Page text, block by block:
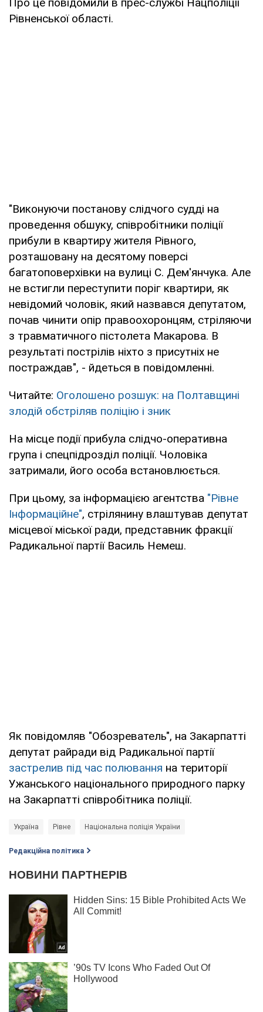
Рівненської області.
"Виконуючи постанову слідчого судді на
проведення обшуку, співробітники поліції
прибули в квартиру жителя Рівного,
розташовану на десятому поверсі
багатоповерхівки на вулиці С. Дем'янчука. Але
не встигли переступити поріг квартири, як
невідомий чоловік, який назвався депутатом,
почав чинити опір правоохоронцям, стріляючи
з травматичного пістолета Макарова. В
результаті пострілів ніхто з присутніх не
постраждав", - йдеться в повідомленні.
Читайте: Оголошено розшук: на Полтавщині
злодій обстріляв поліцію і зник
На місце події прибула слідчо-оперативна
група і спецпідрозділ поліції. Чоловіка
затримали, його особа встановлюється.
При цьому, за інформацією агентства "Рівне
Інформаційне", стрілянину влаштував депутат
місцевої міської ради, представник фракції
Радикальної партії Василь Немеш.
Як повідомляв "Обозреватель", на Закарпатті
депутат райради від Радикальної партії
застрелив під час полювання на території
Ужанського національного природного парку
на Закарпатті співробітника поліції.
Україна Рівне Національна поліція України
Редакційна політика